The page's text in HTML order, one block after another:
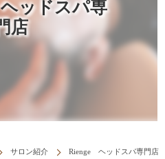
ッドスパ専
店
サロン紹介 Rienge ヘッドスパ専門店